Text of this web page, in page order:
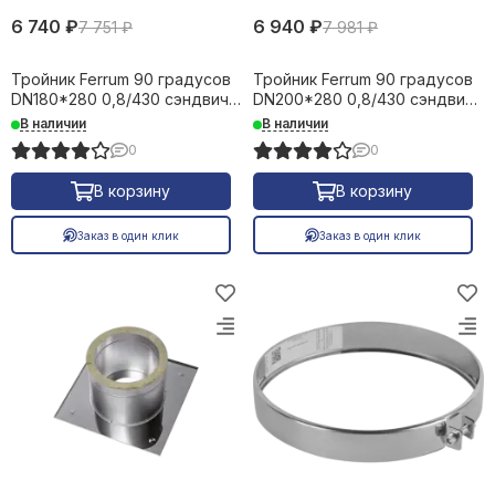
6 740 ₽7 751 ₽
Тройник Ferrum 90 градусов
DN180*280 0,8/430 сэндвич
23099
В наличии
0
В корзину
Заказ в один клик
6 940 ₽7 981 ₽
Тройник Ferrum 90 градусов
DN200*280 0,8/430 сэндвич
26563
В наличии
0
В корзину
Заказ в один клик